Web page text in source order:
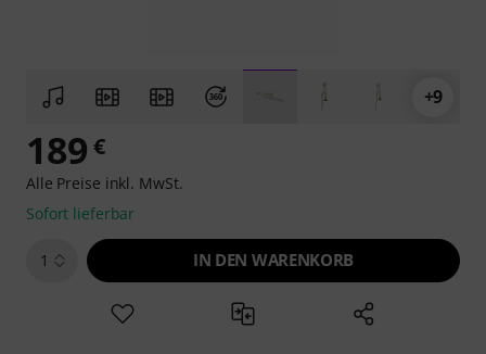
+9
189 €
Alle Preise inkl. MwSt.
Sofort lieferbar
1 IN DEN WARENKORB